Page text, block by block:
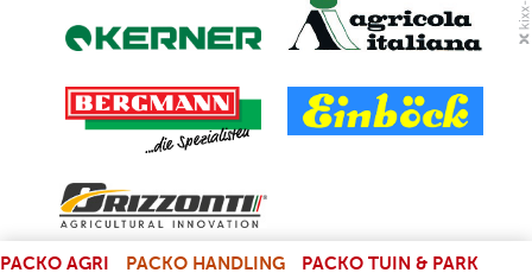
PACKO AGRI PACKO HANDLING PACKO TUIN & PARK